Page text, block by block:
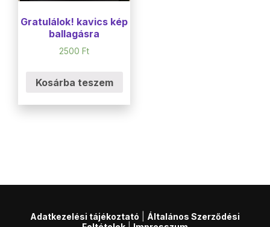
Gratulálok! kavics kép
ballagásra
2500 Ft
Kosárba teszem
Adatkezelési tájékoztató
Általános Szerződési